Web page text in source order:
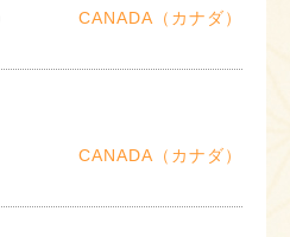
CANADA（カナダ）
CANADA（カナダ）